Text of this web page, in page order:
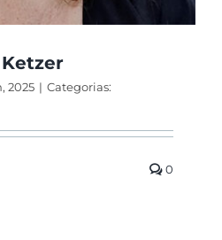
2025 | Categorias:
0